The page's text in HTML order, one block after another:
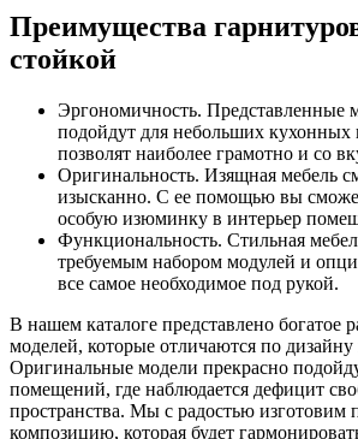
Преимущества
стойкой
Эргономичность. Представленные
подойдут для небольших
позволят наиболее грамотно и со
Оригинальность. Изящная мебель
изысканно. С ее помощью вы
особую изюминку в интерьер
Функциональность. Стильная
требуемым набором модулей и
все самое необходимое под рукой.
В нашем каталоге представлено богатое
моделей, которые отличаются по дизайну
Оригинальные модели прекрасно
помещений, где наблюдается дефицит
пространства. Мы с радостью изготовим
композицию, которая будет